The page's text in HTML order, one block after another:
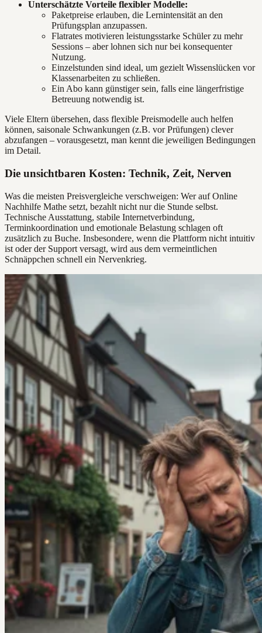
Unterschätzte Vorteile flexibler Modelle:
Paketpreise erlauben, die Lernintensität an den
Prüfungsplan anzupassen.
Flatrates motivieren leistungsstarke Schüler zu mehr
Sessions – aber lohnen sich nur bei konsequenter
Nutzung.
Einzelstunden sind ideal, um gezielt Wissenslücken vor
Klassenarbeiten zu schließen.
Ein Abo kann günstiger sein, falls eine längerfristige
Betreuung notwendig ist.
Viele Eltern übersehen, dass flexible Preismodelle auch helfen
können, saisonale Schwankungen (z.B. vor Prüfungen) clever
abzufangen – vorausgesetzt, man kennt die jeweiligen Bedingungen
im Detail.
Die unsichtbaren Kosten: Technik, Zeit, Nerven
Was die meisten Preisvergleiche verschweigen: Wer auf Online
Nachhilfe Mathe setzt, bezahlt nicht nur die Stunde selbst.
Technische Ausstattung, stabile Internetverbindung,
Terminkoordination und emotionale Belastung schlagen oft
zusätzlich zu Buche. Insbesondere, wenn die Plattform nicht intuitiv
ist oder der Support versagt, wird aus dem vermeintlichen
Schnäppchen schnell ein Nervenkrieg.